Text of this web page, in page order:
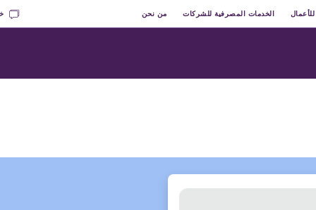
الخدمات المصرفية للشركات من نحن الخدمات المصرفية للشركات من نحن
الآلي